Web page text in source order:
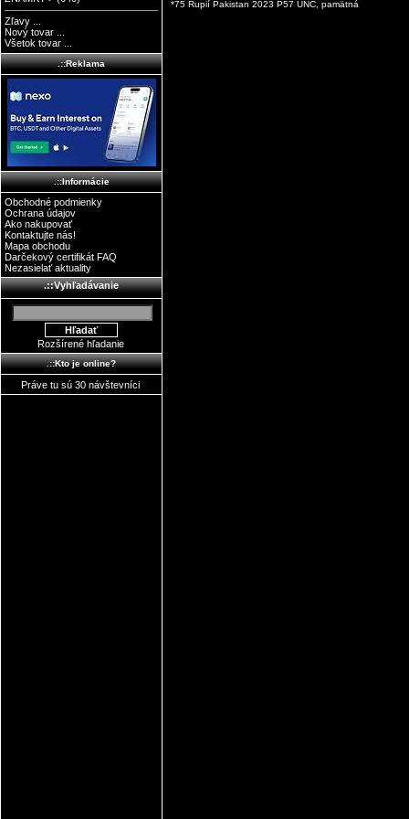
Zľavy ...
Nový tovar ...
Všetok tovar ...
.::Reklama
.::Informácie
Obchodné podmienky
Ochrana údajov
Ako nakupovať
Kontaktujte nás!
Mapa obchodu
Darčekový certifikát FAQ
Nezasielať aktuality
.::Vyhľadávanie
Rozšírené hľadanie
.::Kto je online?
Práve tu sú 30 návštevníci
*75 Rupií Pakistan 2023 P57 UNC, pamätná